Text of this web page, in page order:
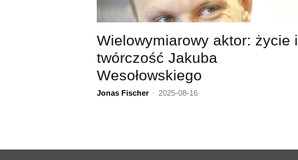
Wielowymiarowy aktor: życie i
twórczość Jakuba
Wesołowskiego
Jonas Fischer - 2025-08-16